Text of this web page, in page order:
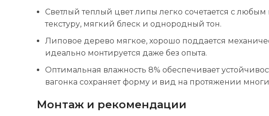
Светлый теплый цвет липы легко сочетается с
текстуру, мягкий блеск и однородный тон.
Липовое дерево мягкое, хорошо поддается
идеально монтируется даже без опыта.
Оптимальная влажность 8% обеспечивает
вагонка сохраняет форму и вид на протяжении
Монтаж и рекомендации